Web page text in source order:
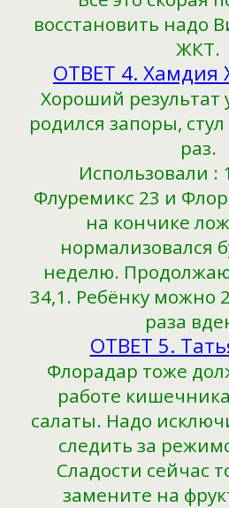
восстановить надо
ЖКТ.
ОТВЕТ 4. Хамдия
Хороший результат
родился запоры,
раз.
Использовали :
Флуремикс 23 и
на кончике
нормализовался
неделю.
34,1. Ребёнку можно
раза
ОТВЕТ 5.
Флорадар тоже
работе
салаты. Надо
следить за
Сладости сейчас
замените на